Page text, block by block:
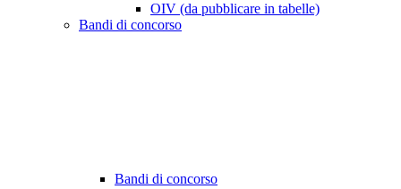
OIV (da pubblicare in tabelle)
Bandi di concorso
Bandi di concorso